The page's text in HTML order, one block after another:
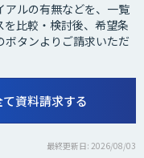
アルの有無などを、一覧
比較・検討後、希望条
タンよりご請求いただ
資料請求する
最終更新日: 2026/08/03